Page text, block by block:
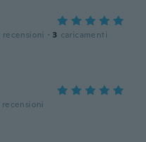
recensioni · 3 caricamenti
recensioni